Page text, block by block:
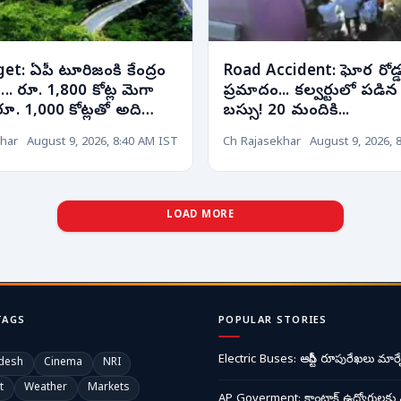
ఏపీ టూరిజంకి కేంద్రం
రూ. 1,800 కోట్ల మెగా
1,000 కోట్లతో అది
August 9, 2026, 8:40 AM IST
Road Accident: ఘోర
ప్రమాదం... కల్వర్టులో
బస్సు! 20 మందికి...
Ch Rajasekhar August 9, 2026,
LOAD MORE
Cinema
NRI
Weather Markets
POPULAR STORIES
Electric Buses: ఆర్టీసీ రూపురేఖలు